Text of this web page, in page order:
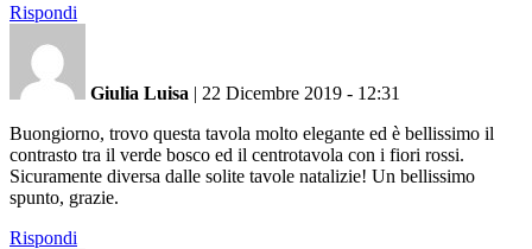
Rispondi
Giulia Luisa | 22 Dicembre 2019 - 12:31
Buongiorno, trovo questa tavola molto elegante ed è bellissimo il
contrasto tra il verde bosco ed il centrotavola con i fiori rossi.
Sicuramente diversa dalle solite tavole natalizie! Un bellissimo
spunto, grazie.
Rispondi